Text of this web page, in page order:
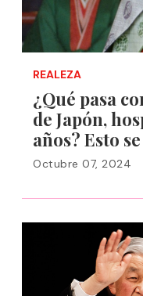
REALEZA
¿Qué pasa
de Japón,
años? Esto
Octubre 07, 2024